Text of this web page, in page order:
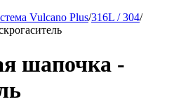
Vulcano Plus/316L / 304/
шапочка -